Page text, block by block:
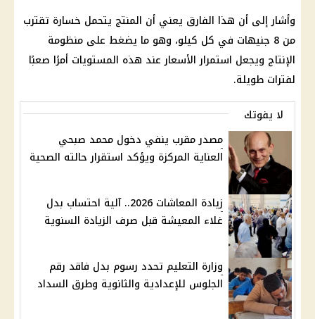
وأشار إلى أن هذا الفارق يعني أن المنتج يتحمل خسارة تقترب
من 8 جنيهات في كل كيلو، وهو ما يضغط على منظومة
الإنتاج ويجعل استمرار الأسعار عند هذه المستويات أمرًا صعبًا
لفترات طويلة.
لا يفوتك
مصدر مقرب ينفي دخول محمد صبحي
العناية المركزة ويؤكد استقرار حالته الصحية
زيادة المعاشات 2026.. آلية احتساب بدل
غلاء المعيشة قبل صرف الزيادة السنوية
وزارة التعليم تحدد رسوم بدل فاقد رقم
الجلوس للإعدادية والثانوية وطرق السداد